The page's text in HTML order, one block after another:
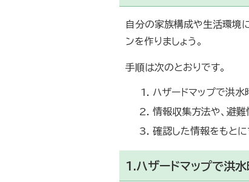
自分の家族構成や生活環境に
ンを作りましょう。
手順は次のとおりです。
ハザードマップで洪水
情報収集方法や、避難
確認した情報をもとに
1.ハザードマップで洪